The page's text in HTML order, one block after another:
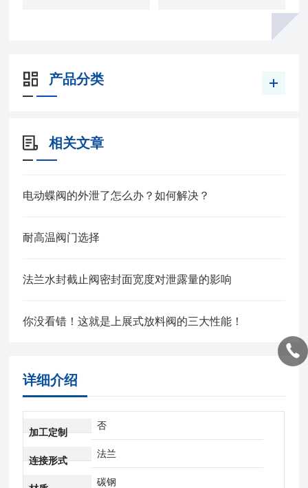
产品分类
相关文章
电动蝶阀的外泄了怎么办？如何解决？
耐高温阀门选择
法兰水封截止阀密封面宽度对泄露量的影响
你没看错！这就是上展式放料阀的三大性能！
详细介绍
加工定制
否
连接形式
法兰
碳钢